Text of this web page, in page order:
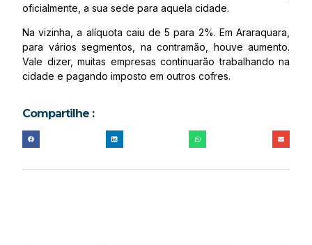
oficialmente, a sua sede para aquela cidade.
Na vizinha, a alíquota caiu de 5 para 2%. Em Araraquara,
para vários segmentos, na contramão, houve aumento.
Vale dizer, muitas empresas continuarão trabalhando na
cidade e pagando imposto em outros cofres.
Compartilhe :